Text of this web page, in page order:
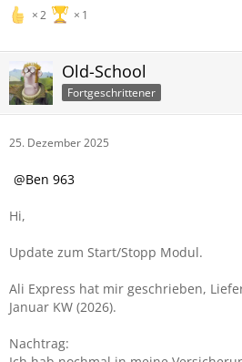
2 1
Old-School
Fortgeschrittener
25. Dezember 2025
Ben 963
Hi,
Update zum Start/Stopp Modul.
Ali Express hat mir geschrieben,
Januar KW (2026).
Nachtrag: